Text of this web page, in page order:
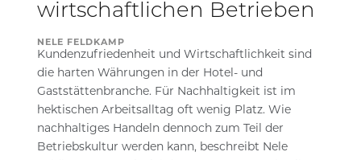
wirtschaftlichen Betrieben
NELE FELDKAMP
Kundenzufriedenheit und Wirtschaftlichkeit sind
die harten Währungen in der Hotel- und
Gaststättenbranche. Für Nachhaltigkeit ist im
hektischen Arbeitsalltag oft wenig Platz. Wie
nachhaltiges Handeln dennoch zum Teil der
Betriebskultur werden kann, beschreibt Nele